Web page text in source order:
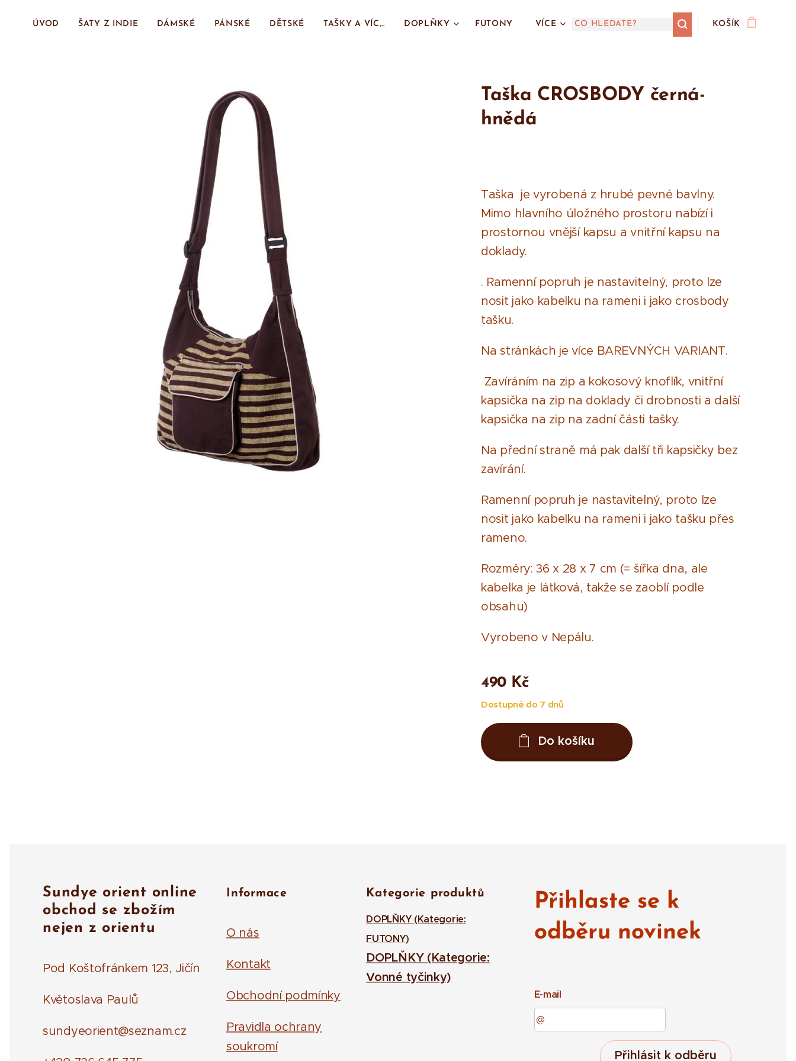
ÚVOD ŠATY Z INDIE DÁMSKÉ PÁNSKÉ DĚTSKÉ TAŠKY A VÍC,.. DOPLŇKY FUTONY VÍCE KOŠÍK
Taška CROSBODY černá-
hnědá
Taška je vyrobená z hrubé pevné bavlny.
Mimo hlavního úložného prostoru nabízí i
prostornou vnější kapsu a vnitřní kapsu na
doklady.
. Ramenní popruh je nastavitelný, proto lze
nosit jako kabelku na rameni i jako crosbody
tašku.
Na stránkách je více BAREVNÝCH VARIANT.
Zavíráním na zip a kokosový knoflík, vnitřní
kapsička na zip na doklady či drobnosti a další
kapsička na zip na zadní části tašky.
Na přední straně má pak další tři kapsičky bez
zavírání.
Ramenní popruh je nastavitelný, proto lze
nosit jako kabelku na rameni i jako tašku přes
rameno.
Rozměry: 36 x 28 x 7 cm (= šířka dna, ale
kabelka je látková, takže se zaoblí podle
obsahu)
Vyrobeno v Nepálu.
490 Kč
Dostupné do 7 dnů
Do košíku
Sundye orient online
obchod se zbožím
nejen z orientu
Pod Koštofránkem 123, Jičín
Květoslava Paulů
sundyeorient@seznam.cz
Informace
O nás
Kontakt
Obchodní podmínky
Pravidla ochrany
soukromí
Kategorie produktů
DOPLŇKY (Kategorie:
FUTONY)
DOPLŇKY (Kategorie:
Vonné tyčinky)
Přihlaste se k
odběru novinek
E-mail
Přihlásit k odběru